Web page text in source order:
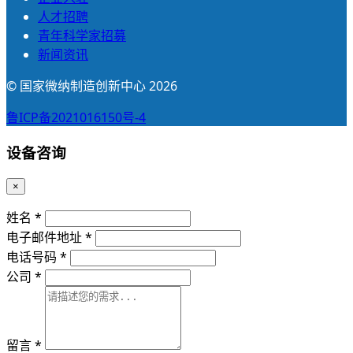
人才招聘
青年科学家招募
新闻资讯
© 国家微纳制造创新中心 2026
鲁ICP备2021016150号-4
设备咨询
×
姓名 *
电子邮件地址 *
电话号码 *
公司 *
留言 *